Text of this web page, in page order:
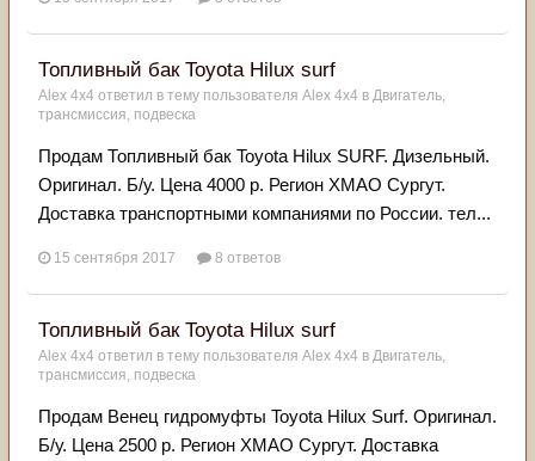
Топливный бак Toyota Hilux surf
Alex 4x4 ответил в тему пользователя Alex 4x4 в Двигатель,
трансмиссия, подвеска
Продам Топливный бак Toyota Hilux SURF. Дизельный.
Оригинал. Б/у. Цена 4000 р. Регион ХМАО Сургут.
Доставка транспортными компаниями по России. тел...
15 сентября 2017 8 ответов
Топливный бак Toyota Hilux surf
Alex 4x4 ответил в тему пользователя Alex 4x4 в Двигатель,
трансмиссия, подвеска
Продам Венец гидромуфты Toyota Hilux Surf. Оригинал.
Б/у. Цена 2500 р. Регион ХМАО Сургут. Доставка